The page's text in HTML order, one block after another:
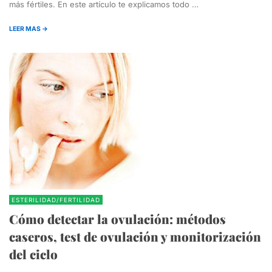
más fértiles. En este artículo te explicamos todo …
LEER MAS →
ESTERILIDAD/FERTILIDAD
Cómo detectar la ovulación: métodos
caseros, test de ovulación y monitorización
del ciclo